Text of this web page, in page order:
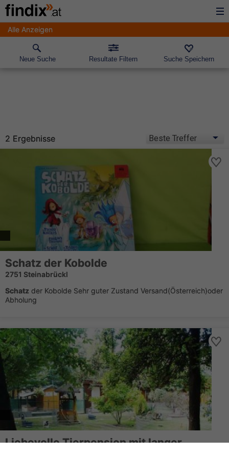
Alle Anzeigen
Neue Suche Resultate Filtern Suche Speichern
2 Ergebnisse
Schatz der Kobolde
2751 Steinabrückl
Schatz der Kobolde Sehr guter Zustand Versand(Österreich)oder
Abholung
Liebevolle Tierpension mit langer